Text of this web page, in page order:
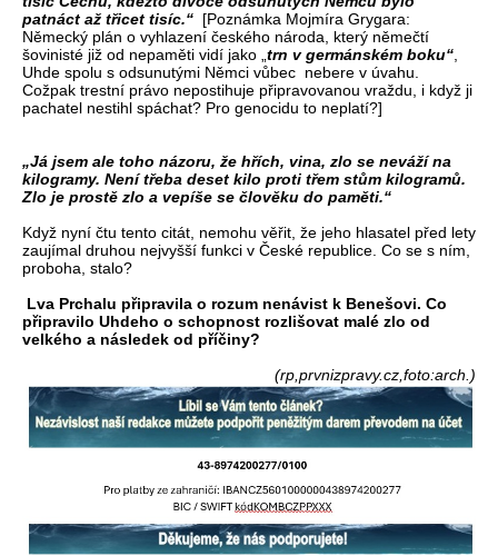
patnáct až třicet tisíc.“ [Poznámka Mojmíra Grygara:
Německý plán o vyhlazení českého národa, který němečtí
šovinisté již od nepaměti vidí jako „ trn v germánském boku“
Uhde spolu s odsunutými Němci vůbec nebere v úvahu.
Cožpak trestní právo nepostihuje připravovanou vraždu, i když ji
pachatel nestihl spáchat? Pro genocidu to neplatí?]
„Já jsem ale toho názoru, že hřích, vina, zlo se neváží na
kilogramy. Není třeba deset kilo proti třem stům kilogramů.
Zlo je prostě zlo a vepíše se člověku do paměti.“
Když nyní čtu tento citát, nemohu věřit, že jeho hlasatel před lety
zaujímal druhou nejvyšší funkci v České republice. Co se s ním,
proboha, stalo?
Lva Prchalu připravila o rozum nenávist k Benešovi. Co
připravilo Uhdeho o schopnost rozlišovat malé zlo od
velkého a následek od příčiny?
(rp,prvnizpravy.cz,foto:arch.)